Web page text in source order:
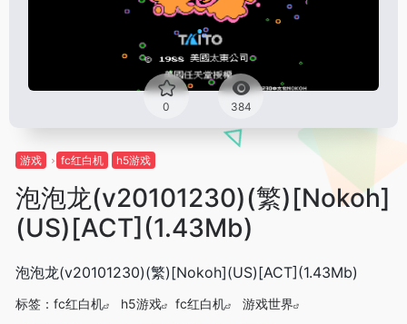
0 384
游戏 fc红白机 h5游戏
泡泡龙(v20101230)(繁)[Nokoh]
(US)[ACT](1.43Mb)
泡泡龙(v20101230)(繁)[Nokoh](US)[ACT](1.43Mb)
标签： fc红白机 h5游戏 fc红白机
游戏世界